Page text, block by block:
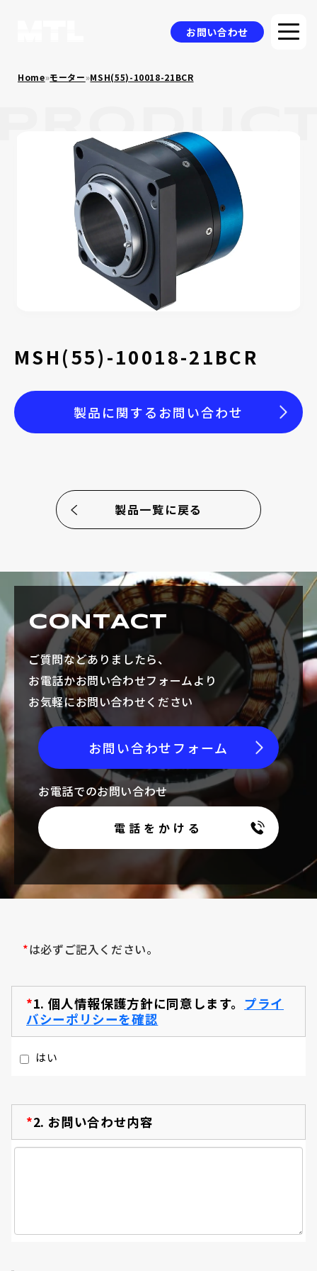
お問い合わせ
お電話でのお問い合わせ
Home»モーター»MSH(55)-10018-21BCR
MSH(55)-10018-21BCR
製品に関するお問い合わせ
製品一覧に戻る
CONTACT
ご質問などありましたら、
お電話かお問い合わせフォームより
お気軽にお問い合わせください
お問い合わせフォーム
お電話でのお問い合わせ
電話をかける
*は必ずご記入ください。
*1. 個人情報保護方針に同意します。 プライ
バシーポリシーを確認
はい
*2. お問い合わせ内容